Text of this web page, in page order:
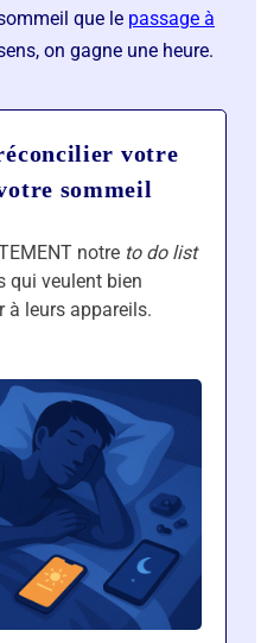
que le passage à
on gagne une heure.
votre
sommeil
notre to do list
qui veulent bien
à leurs appareils.